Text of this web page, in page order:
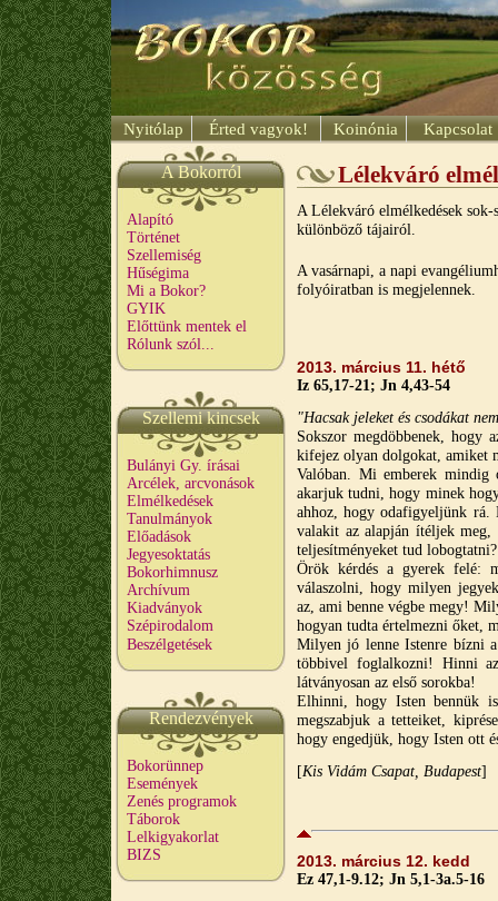
Nyitólap Érted vagyok! Koinónia Kapcsolat
A Bokorról
Alapító
Történet
Szellemiség
Hűségima
Mi a Bokor?
GYIK
Előttünk mentek el
Rólunk szól...
Szellemi kincsek
Bulányi Gy. írásai
Arcélek, arcvonások
Elmélkedések
Tanulmányok
Előadások
Jegyesoktatás
Bokorhimnusz
Archívum
Kiadványok
Szépirodalom
Beszélgetések
Rendezvények
Bokorünnep
Események
Zenés programok
Táborok
Lelkigyakorlat
BIZS
Lélekváró
A Lélekváró elmélkedések
különböző tájairól.
A vasárnapi, a napi
folyóiratban is megjelennek.
2013. március 11. hétő
Iz 65,17-21; Jn 4,43-54
"Hacsak jeleket és csodákat
Sokszor megdöbbenek, hogy
kifejez olyan dolgokat, amiket
Valóban. Mi emberek mindig
akarjuk tudni, hogy minek
ahhoz, hogy odafigyeljünk rá.
valakit az alapján ítéljek
teljesítményeket tud lobogtatni?
Örök kérdés a gyerek felé:
válaszolni, hogy milyen
az, ami benne végbe megy!
hogyan tudta értelmezni őket,
Milyen jó lenne Istenre bízni
többivel foglalkozni! Hinni
látványosan az első sorokba!
Elhinni, hogy Isten bennük
megszabjuk a tetteiket,
hogy engedjük, hogy Isten ott
[Kis Vidám Csapat, Budapest]
2013. március 12. kedd
Ez 47,1-9.12; Jn 5,1-3a.5-16